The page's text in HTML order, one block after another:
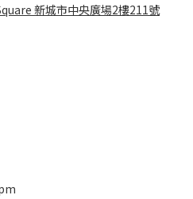
新城市中央廣場2樓211號